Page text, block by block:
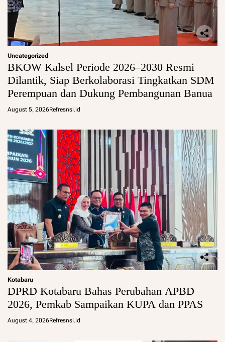
Uncategorized
BKOW Kalsel Periode 2026–2030 Resmi
Dilantik, Siap Berkolaborasi Tingkatkan SDM
Perempuan dan Dukung Pembangunan Banua
August 5, 2026Refresnsi.id
Kotabaru
DPRD Kotabaru Bahas Perubahan APBD
2026, Pemkab Sampaikan KUPA dan PPAS
August 4, 2026Refresnsi.id